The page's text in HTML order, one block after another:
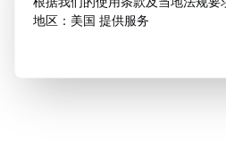
地区：美国 提供服务